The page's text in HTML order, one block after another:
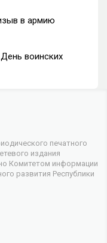
в армию
воинских
печатного
издания
Комитетом информации
развития Республики